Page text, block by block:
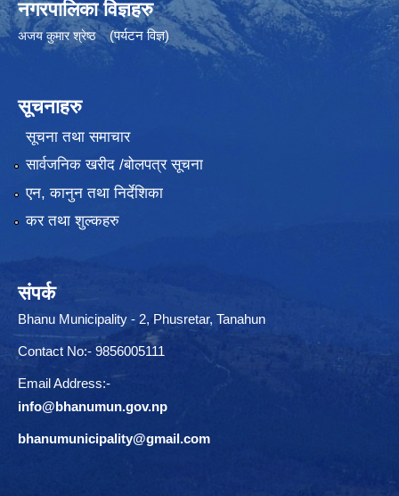
नगरपालिका विज्ञहरु
अजय कुमार श्रेष्ठ (पर्यटन विज्ञ)
सूचनाहरु
सूचना तथा समाचार
सार्वजनिक खरीद /बोलपत्र सूचना
एन, कानुन तथा निर्देशिका
कर तथा शुल्कहरु
संपर्क
Bhanu Municipality - 2, Phusretar, Tanahun
Contact No:- 9856005111
Email Address:-
info@bhanumun.gov.np
bhanumunicipality@gmail.com